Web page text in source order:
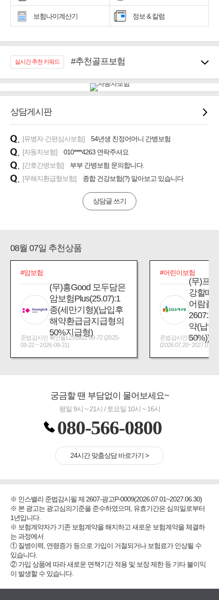
보험나이계산기 정보 & 칼럼
실시간 추천 키워드
#추천골프보험
#노후대비 연금재테크!
#교통사고대비 운전자보험
#무해지 건강보험
#바뀌기전에 4세대 가입
상담게시판
[유병자·간편심사보험]
54년생 친정어머니 간병보험
[자동차보험]
010****4263 연락주셔요
[간호간병보험]
부부 간병보험 문의합니다.
[무해지환급형보험]
종합 건강보험(?) 알아보고 있습니다
상담글 쓰기
08월 07일 추천상품
#암보험
(무)흥Good 모두담은
암보험Plus(25.07):1
종(세만기형)(납입후
해약환급금지급형의
50%지급형)
준법감시인 확인필L250922-09-72 (2025-
09-22 ~ 2026-09-21)
#어린이보험
(무)프
강할때
어람플
2607:
약(납입
50%))
준법감시인확인필_제
궁금할 땐 부담없이 물어보세요~
평일 9시 ~ 21시 / 토요일 10시 ~ 16시
080-566-0800
24시간 맞춤상담 바로가기 >
※ 인스밸리 준법감시필 제 2607-광고P-0009(2026.07.01~2027.06.30)
※ 본 광고는 광고심의기준을 준수하였으며, 유효기간은 심의일로부터
1년입니다.
※ 보험계약자가 기존 보험계약을 해지하고 새로운 보험계약을 체결하
는 과정에서
① 질병이력, 연령증가 등으로 가입이 거절되거나 보험료가 인상될 수
있습니다.
② 가입 상품에 따라 새로운 면책기간 적용 및 보장 제한 등 기타 불이익
이 발생할 수 있습니다.